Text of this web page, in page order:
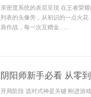
亲密度系统的表层呈现 在王者荣
列表的头像旁，从初识的一点火
肩作战，每一次互赠金......
阴阳师新手必看 从零
开局阶段 选对式神是关键 刚进游